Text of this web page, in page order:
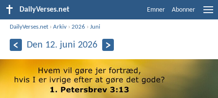
DailyVerses.net Emner Abonner
DailyVerses.net ›Arkiv ›2026 ›Juni
Den 12. juni 2026